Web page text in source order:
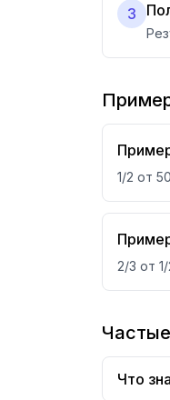
3
1/2 от
2/3 от
Что